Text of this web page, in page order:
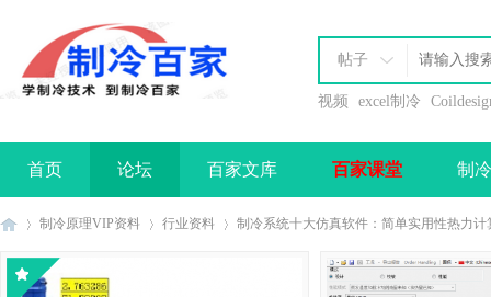
帖子
视频 excel制冷
首页 论坛 百家文库 百家课堂 制
办理会员
制冷原理VIP资料 行业资料 制冷系统十大仿真软件：简单实用性热力